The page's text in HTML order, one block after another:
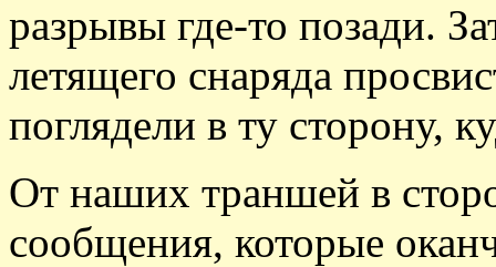
разрывы где-то позади.
летящего снаряда
поглядели в ту сторону,
От наших траншей в
сообщения, которые